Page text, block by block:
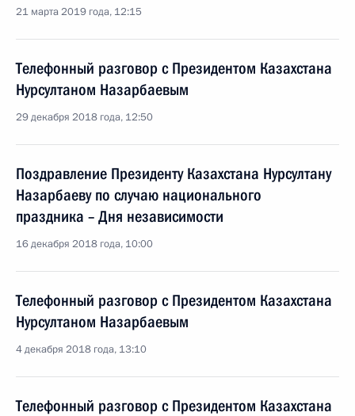
21 марта 2019 года, 12:15
Телефонный разговор с Президентом Казахстана
Нурсултаном Назарбаевым
29 декабря 2018 года, 12:50
Поздравление Президенту Казахстана Нурсултану
Назарбаеву по случаю национального
праздника – Дня независимости
16 декабря 2018 года, 10:00
Телефонный разговор с Президентом Казахстана
Нурсултаном Назарбаевым
4 декабря 2018 года, 13:10
Телефонный разговор с Президентом Казахстана